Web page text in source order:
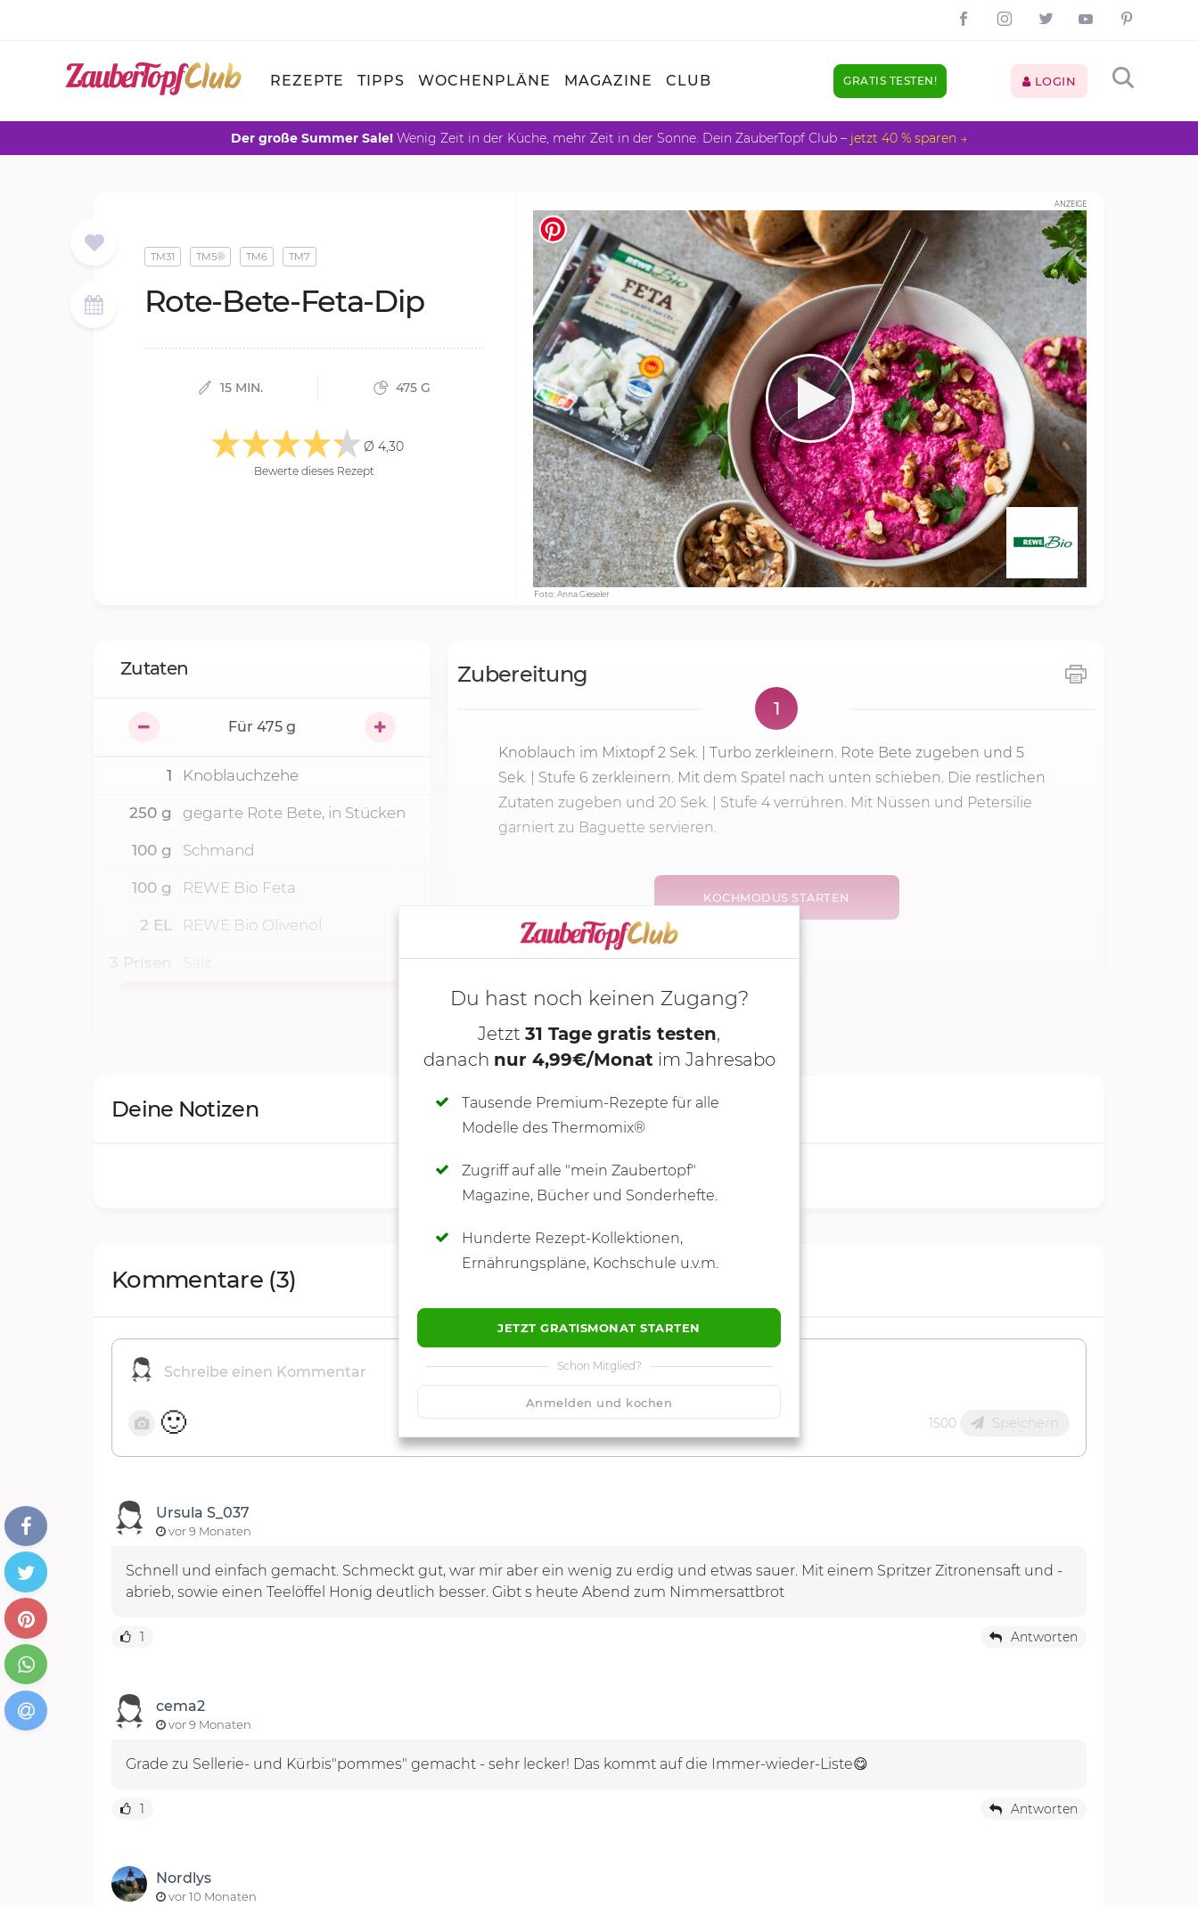
REZEPTE TIPPS WOCHENPLÄNE MAGAZINE CLUB GRATIS TESTEN! LOGIN
Der große Summer Sale! Wenig Zeit in der Küche, mehr Zeit in der Sonne. Dein ZauberTopf Club – jetzt 40 % sparen →
ANZEIGE
Foto: Anna Gieseler
TM31 TM5® TM6 TM7
Rote-Bete-Feta-Dip
15 MIN. 475 G
Ø 4,30
Bewerte dieses Rezept
Zubereitung
1
Knoblauch im Mixtopf2 Sek.
| Turbo zerkleinern. Rote Bete zugeben und 5
Sek. | Stufe 6 zerkleinern. Mit dem Spatel nach unten schieben. Die restlichen
Zutaten zugeben und 20 Sek. | Stufe 4 verrühren. Mit Nüssen und Petersilie
garniert zu Baguette servieren.
KOCHMODUS STARTEN
Zutaten
Für 475 g
1 Knoblauchzehe
250 g gegarte Rote Bete, in Stücken
100 g Schmand
100 g REWE Bio Feta
2 EL REWE Bio Olivenöl
3 Prisen
Deine Notizen
SCHREIBE NEUE NOTIZ
Du hast noch keinen Zugang?
Jetzt 31 Tage gratis testen,
danach nur 4,99€/Monat im Jahresabo
Tausende Premium-Rezepte für alle
Modelle des Thermomix®
Zugriff auf alle "mein Zaubertopf"
Magazine, Bücher und Sonderhefte.
Hunderte Rezept-Kollektionen,
Ernährungspläne, Kochschule u.v.m.
JETZT GRATISMONAT STARTEN
Schon Mitglied?
Anmelden und kochen
Kommentare (3)
🙂 1500 Speichern
Ursula S_037
vor 9 Monaten
Schnell und einfach gemacht. Schmeckt gut, war mir aber ein wenig zu erdig und etwas sauer. Mit einem Spritzer Zitronensaft und -
abrieb, sowie einen Teelöffel Honig deutlich besser. Gibt s heute Abend zum Nimmersattbrot
1 Antworten
cema2
vor 9 Monaten
Grade zu Sellerie- und Kürbis"pommes" gemacht - sehr lecker! Das kommt auf die Immer-wieder-Liste😋
1 Antworten
Nordlys
vor 10 Monaten